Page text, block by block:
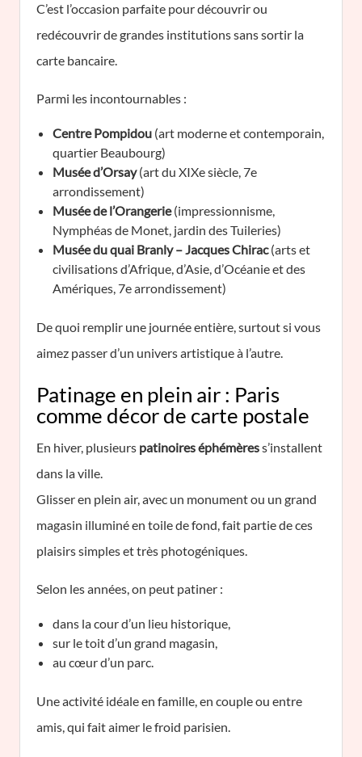
C’est l’occasion parfaite pour découvrir ou
redécouvrir de grandes institutions sans sortir la
carte bancaire.
Parmi les incontournables :
Centre Pompidou (art moderne et contemporain,
quartier Beaubourg)
Musée d’Orsay(art du XIXe siècle, 7e
arrondissement)
Musée de l’Orangerie(impressionnisme,
Nymphéas de Monet, jardin des Tuileries)
Musée du quai Branly – Jacques Chirac(arts et
civilisations d’Afrique, d’Asie, d’Océanie et des
Amériques, 7e arrondissement)
De quoi remplir une journée entière, surtout si vous
aimez passer d’un univers artistique à l’autre.
Patinage en plein air : Paris
comme décor de carte postale
En hiver, plusieurs patinoires éphémèress’installent
dans la ville.
Glisser en plein air, avec un monument ou un grand
magasin illuminé en toile de fond, fait partie de ces
plaisirs simples et très photogéniques.
Selon les années, on peut patiner :
dans la cour d’un lieu historique,
sur le toit d’un grand magasin,
au cœur d’un parc.
Une activité idéale en famille, en couple ou entre
amis, qui fait aimer le froid parisien.